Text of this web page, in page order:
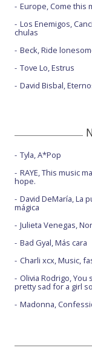
Europe, Come this
Los Enemigos,
chulas
Beck, Ride
Tove Lo, Estrus
David Bisbal,
Tyla, A*Pop
RAYE, This music
hope.
David DeMaría, La
mágica
Julieta Venegas,
Bad Gyal, Más cara
Charli xcx, Music,
Olivia Rodrigo, You
pretty sad for a girl
Madonna,